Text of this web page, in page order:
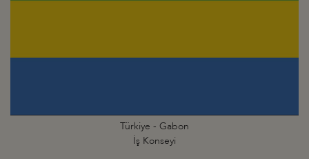
Türkiye - Gabon
İş Konseyi